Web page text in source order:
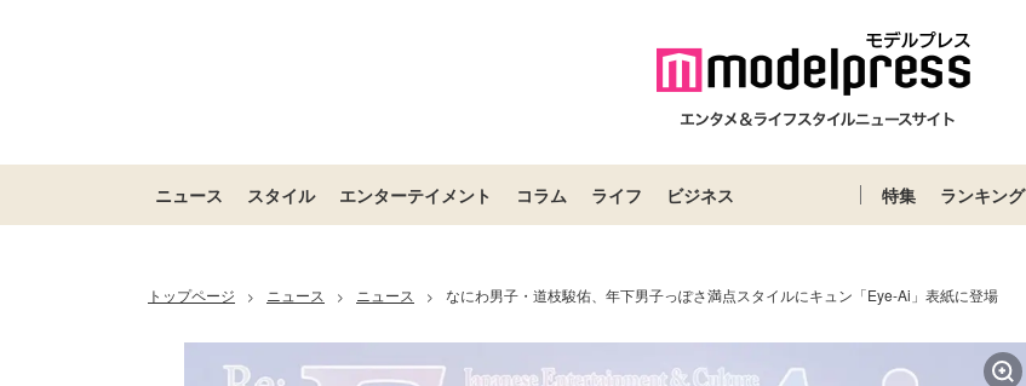
ニュース スタイル エンターテイメント コラム ライフ ビジネス 特集 ランキング
トップページ > ニュース > ニュース > なにわ男子・道枝駿佑、年下男子っぽさ満点スタイルにキュン「Eye-Ai」表紙に登場